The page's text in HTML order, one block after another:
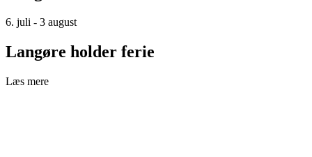
6. juli - 3 august
Langøre holder ferie
Læs mere